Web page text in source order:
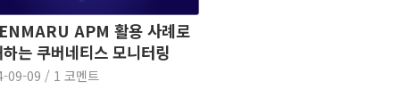
APM 활용 사례로
하는 쿠버네티스 모니터링
09-09 / 1 코멘트